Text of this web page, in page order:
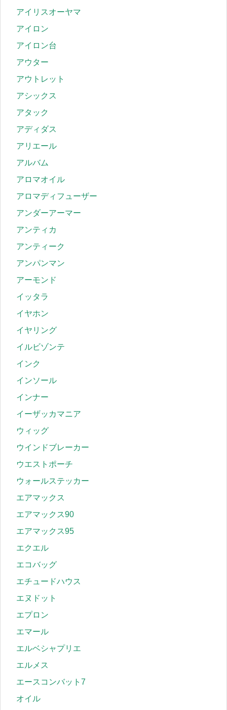
アイリスオーヤマ
アイロン
アイロン台
アウター
アウトレット
アシックス
アタック
アディダス
アリエール
アルバム
アロマオイル
アロマディフューザー
アンダーアーマー
アンティカ
アンティーク
アンパンマン
アーモンド
イッタラ
イヤホン
イヤリング
イルビゾンテ
インク
インソール
インナー
イーザッカマニア
ウィッグ
ウインドブレーカー
ウエストポーチ
ウォールステッカー
エアマックス
エアマックス90
エアマックス95
エクエル
エコバッグ
エチュードハウス
エヌドット
エプロン
エマール
エルベシャプリエ
エルメス
エースコンバット7
オイル